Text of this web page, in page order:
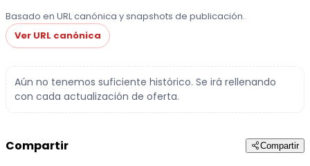
Basado en URL canónica y snapshots de publicación.
Ver URL canónica
Aún no tenemos suficiente histórico. Se irá rellenando
con cada actualización de oferta.
Compartir Compartir